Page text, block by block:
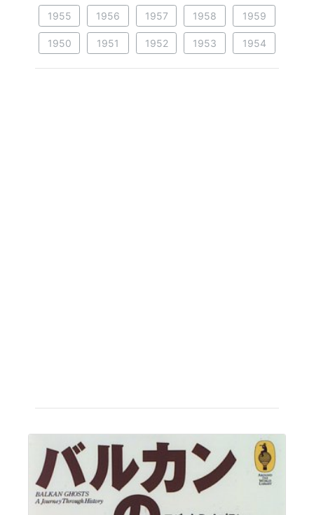
1955 1956 1957 1958 1959
1950 1951 1952 1953 1954